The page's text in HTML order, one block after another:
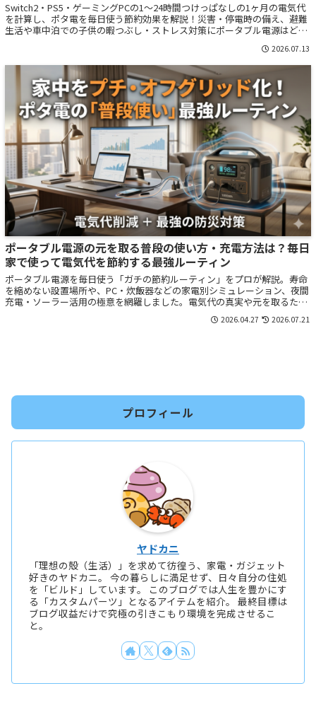
Switch2・PS5・ゲーミングPCの1～24時間つけっぱなしの1ヶ月の電気代
を計算し、ポタ電を毎日使う節約効果を解説！災害・停電時の備え、避難
生活や車中泊での子供の暇つぶし・ストレス対策にポータブル電源はどれ
2026.07.13
ポータブル電源の元を取る普段の使い方・充電方法は？毎日
家で使って電気代を節約する最強ルーティン
ポータブル電源を毎日使う「ガチの節約ルーティン」をプロが解説。寿命
を縮めない設置場所や、PC・炊飯器などの家電別シミュレーション、夜間
充電・ソーラー活用の極意を網羅しました。電気代の真実や元を取るため
の現実的な戦略など、押し入れの肥やしを「最高の家計の相棒」に変える
2026.04.27 2026.07.21
プロフィール
ヤドカニ
「理想の殻（生活）」を求めて彷徨う、家電・ガジェット
好きのヤドカニ。 今の暮らしに満足せず、日々自分の住処
を「ビルド」しています。 このブログでは人生を豊かにす
る「カスタムパーツ」となるアイテムを紹介。 最終目標は
ブログ収益だけで究極の引きこもり環境を完成させるこ
と。